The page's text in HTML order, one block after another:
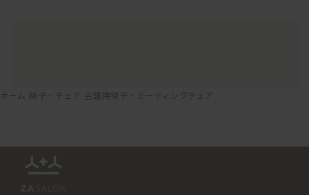
ホーム 椅子・チェア 会議用椅子・ミーティングチェア